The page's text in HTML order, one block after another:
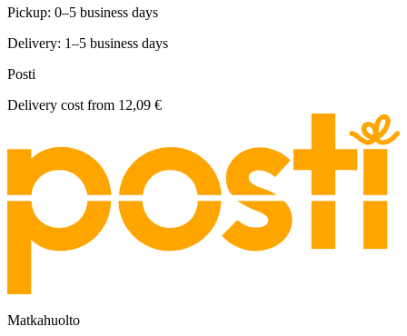
Pickup: 0–5 business days
Delivery: 1–5 business days
Posti
Delivery cost from 12,09 €
Matkahuolto